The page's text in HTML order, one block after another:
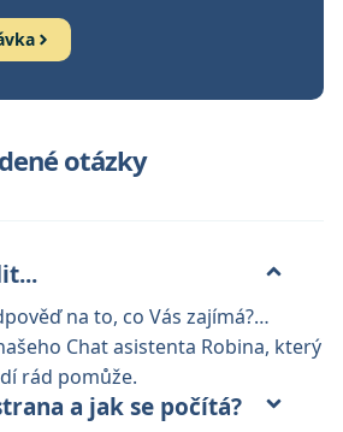
otázky
na to, co Vás zajímá?…
Chat asistenta Robina, který
rád pomůže.
a jak se počítá?